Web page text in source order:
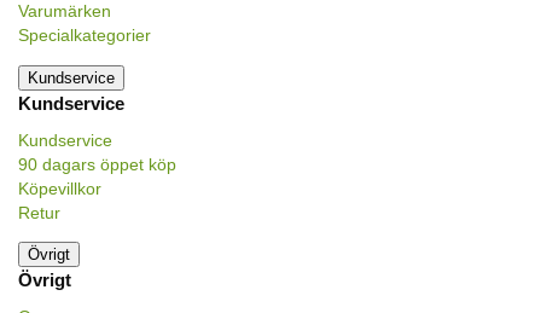
Varumärken
Specialkategorier
Kundservice
Kundservice
Kundservice
90 dagars öppet köp
Köpevillkor
Retur
Övrigt
Övrigt